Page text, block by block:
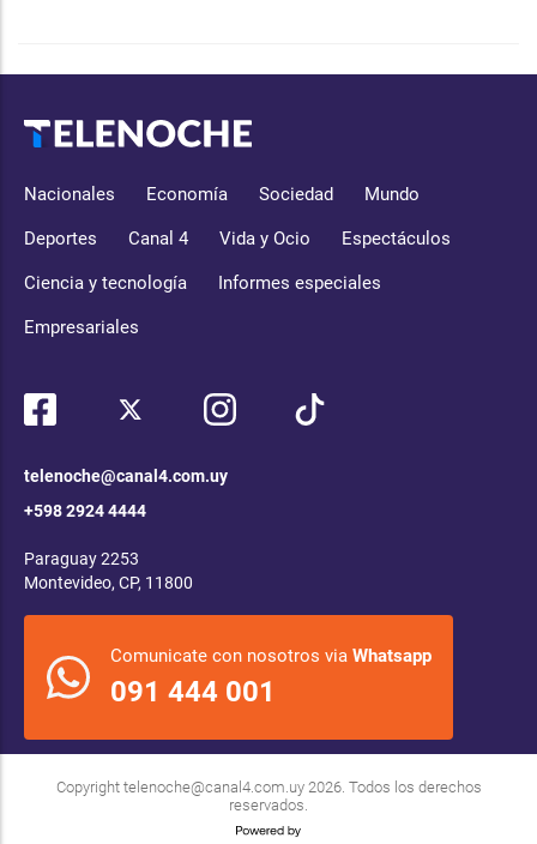
Nacionales Economía Sociedad Mundo
Deportes Canal 4 Vida y Ocio Espectáculos
Ciencia y tecnología Informes especiales
Empresariales
telenoche@canal4.com.uy
+598 2924 4444
Paraguay 2253
Montevideo, CP, 11800
Comunicate con nosotros via Whatsapp
091 444 001
Copyright telenoche@canal4.com.uy2026. Todos los derechos
reservados.